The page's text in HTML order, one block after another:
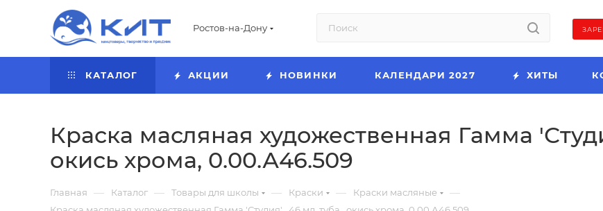
Ростов-на-Дону
КАТАЛОГ АКЦИИ НОВИНКИ КАЛЕНДАРИ 2027 ХИТЫ
Краска масляная художественная Гамма
окись хрома, 0.00.А46.509
Главная — Каталог — Товары для школы — Краски — Краски масляные —